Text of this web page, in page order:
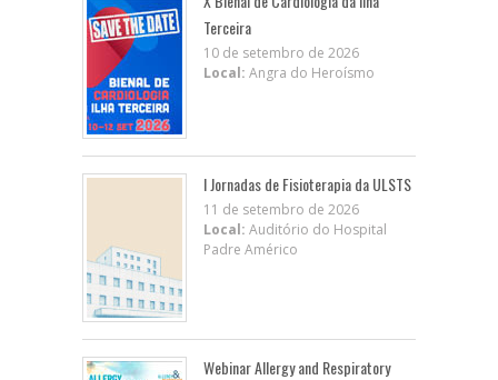
Terceira
10 de setembro de 2026
Local: Angra do Heroísmo
I Jornadas de Fisioterapia da ULSTS
11 de setembro de 2026
Local: Auditório do Hospital
Padre Américo
Webinar Allergy and Respiratory